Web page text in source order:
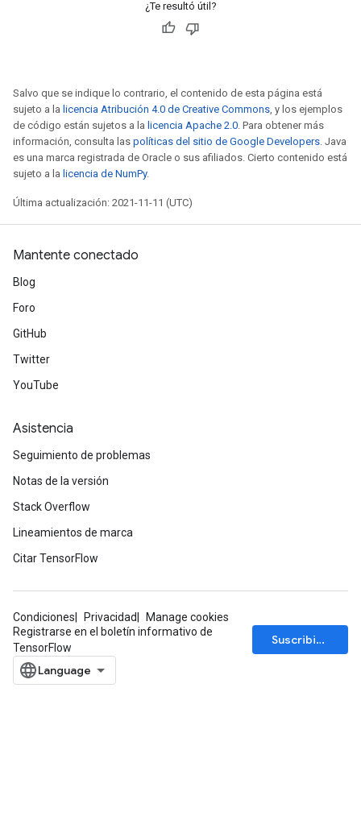
¿Te resultó útil?
Salvo que se indique lo contrario, el contenido de esta página está
sujeto a la licencia Atribución 4.0 de Creative Commons, y los ejemplos
de código están sujetos a la licencia Apache 2.0. Para obtener más
información, consulta las políticas del sitio de Google Developers. Java
es una marca registrada de Oracle o sus afiliados. Cierto contenido está
sujeto a la licencia de NumPy.
Última actualización: 2021-11-11 (UTC)
Mantente conectado
Blog
Foro
GitHub
Twitter
YouTube
Asistencia
Seguimiento de problemas
Notas de la versión
Stack Overflow
Lineamientos de marca
Citar TensorFlow
Condiciones Privacidad
Manage cookies
Registrarse en el boletín informativo de
TensorFlow
Suscribirse